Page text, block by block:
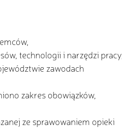
technologii i narzędzi pracy,
zawodach
zakres obowiązków,
ze sprawowaniem opieki